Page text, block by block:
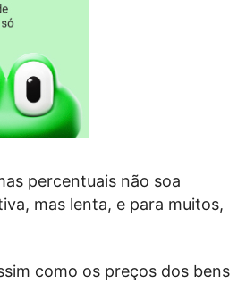
percentuais não soa
mas lenta, e para muitos,
como os preços dos bens